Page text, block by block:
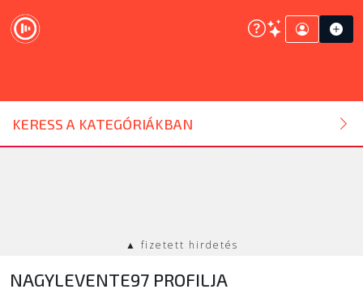
KERESS A KATEGÓRIÁKBAN
DJ ESZKÖZ
HANGTECHNIKA
▲ fizetett hirdetés
NAGYLEVENTE97 PROFILJA